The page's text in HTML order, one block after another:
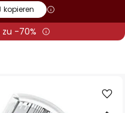
kopieren
zu -70%